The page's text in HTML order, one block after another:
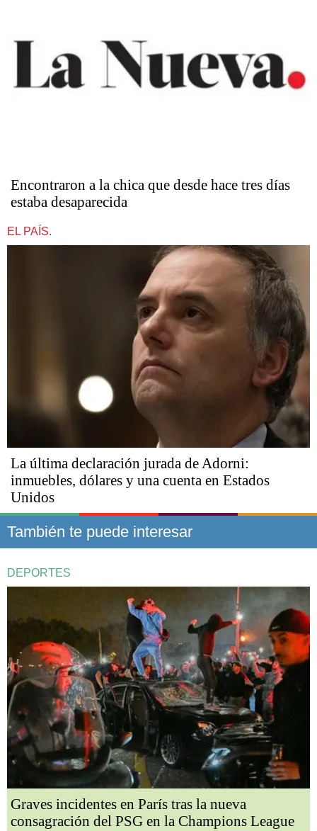
Encontraron a la chica que desde hace tres días
estaba desaparecida
EL PAÍS.
La última declaración jurada de Adorni:
inmuebles, dólares y una cuenta en Estados
Unidos
También te puede interesar
DEPORTES
Graves incidentes en París tras la nueva
consagración del PSG en la Champions League